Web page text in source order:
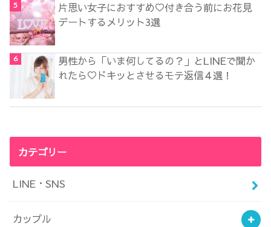
片思い女子におすすめ♡付き合う前にお花見
デートするメリット3選
男性から「いま何してるの？」とLINEで聞か
れたら♡ドキッとさせるモテ返信４選！
カテゴリー
LINE・SNS
カップル